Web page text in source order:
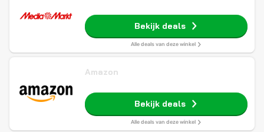
Bekijk deals
Alle deals van deze winkel
Amazon
Bekijk deals
Alle deals van deze winkel